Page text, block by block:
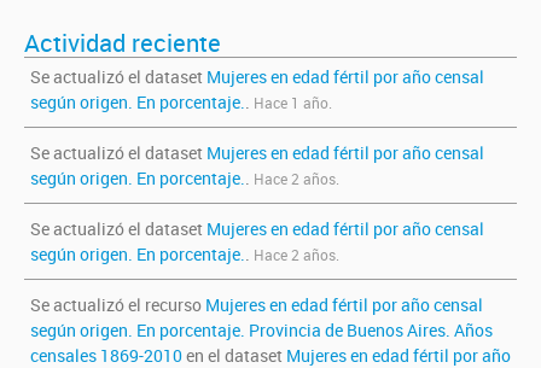
Actividad reciente
Se actualizó el dataset Mujeres en edad fértil por año censal
según origen. En porcentaje.. Hace 1 año.
Se actualizó el dataset Mujeres en edad fértil por año censal
según origen. En porcentaje.. Hace 2 años.
Se actualizó el dataset Mujeres en edad fértil por año censal
según origen. En porcentaje.. Hace 2 años.
Se actualizó el recurso Mujeres en edad fértil por año censal
según origen. En porcentaje. Provincia de Buenos Aires. Años
censales 1869-2010en el dataset Mujeres en edad fértil por año